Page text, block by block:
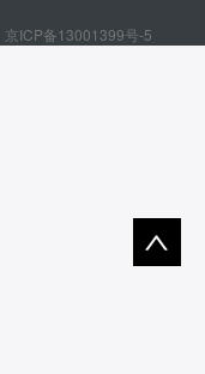
京ICP备13001399号-5